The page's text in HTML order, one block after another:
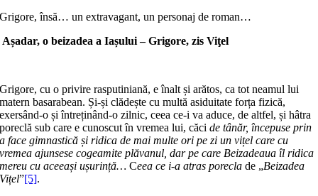
Grigore, însă… un extravagant, un personaj de roman…
Așadar, o beizadea a Iașului–Grigore, zis Viţel
Grigore, cu o privire rasputiniană, e înalt și arătos, ca tot neamul lui
matern basarabean. Și-și clădește cu multă asiduitate forța fizică,
exersând-o și întreținând-o zilnic, ceea ce-i va aduce, de altfel, și hâtra
poreclă sub care e cunoscut în vremea lui, căcide tânăr, începuse prin
a face gimnastică și ridica de mai multe ori pe zi un vițel care cu
vremea ajunsese cogeamite plăvanul, dar pe care Beizadeaua îl ridica
mereu cu aceeași ușurință…Ceea ce i-a atras porecla de „Beizadea
Vițel”[5].